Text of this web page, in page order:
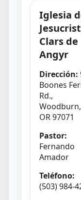
Iglesia
Clars de
Angyr
Dirección:
Boones
Rd.,
Woodburn,
OR 97071
Pastor:
Fernando
Amador
Teléfono:
(503) 984-